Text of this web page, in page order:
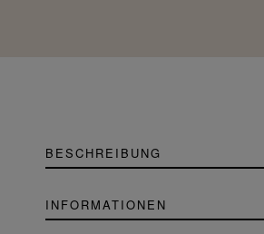
BESCHREIBUNG
INFORMATIONEN